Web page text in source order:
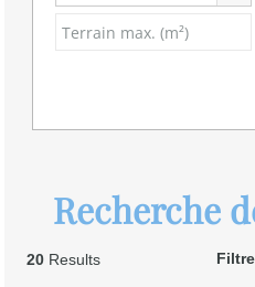
Recherche
20 Results